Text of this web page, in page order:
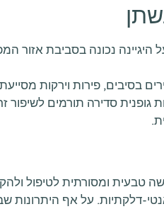
היגיינה נכונה בסביבת אזור
בסיבים, פירות וירקות
גופנית סדירה תורמים
טבעית ומסורתית לטיפול
דלקתיות. על אף היתרונות